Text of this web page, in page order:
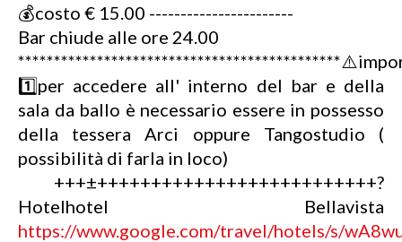
💰costo € 15.00 -----------------------
Bar chiude alle ore 24.00
1️⃣per accedere all' interno del bar e della
sala da ballo è necessario essere in possesso
della tessera Arci oppure Tangostudio (
possibilità di farla in loco)
+++±++++++++++++++++++++++++++?
Hotelhotel Bellavista
https://www.google.com/travel/hotels/s/